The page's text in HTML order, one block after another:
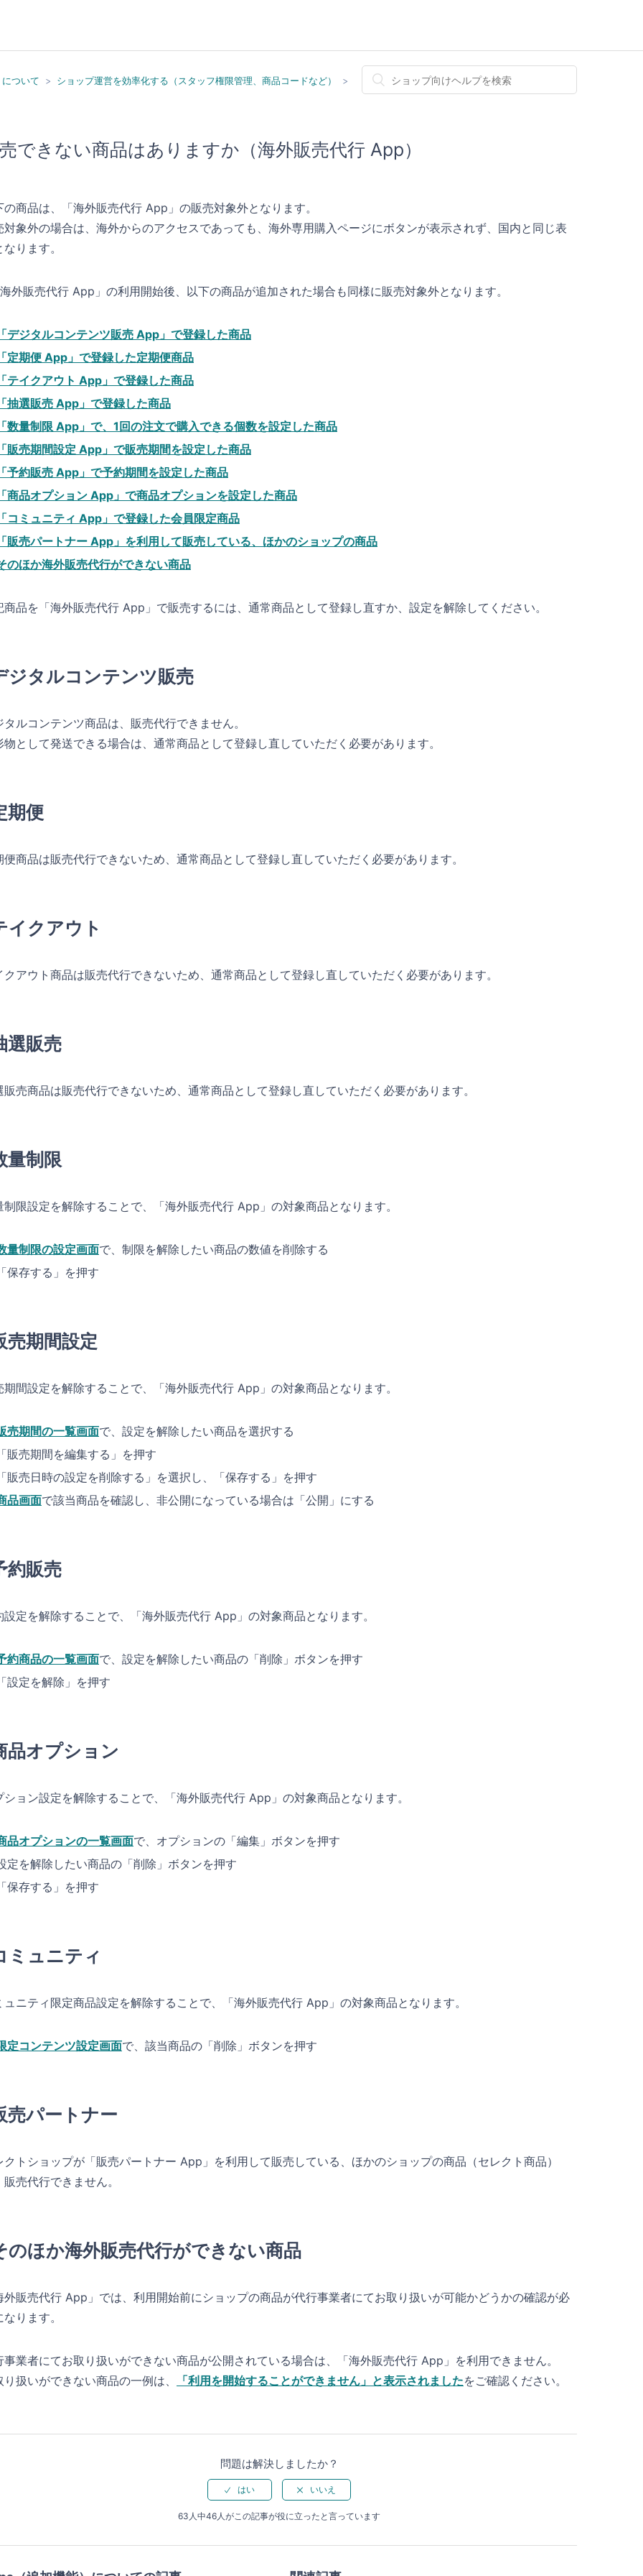
ついて ショップ運営を効率化する（スタッフ権限管理、商品コードなど）
できない商品はありますか（海外販売代行 App）
の商品は、「海外販売代行 App」の販売対象外となります。
対象外の場合は、海外からのアクセスであっても、海外専用購入ページにボタンが表示されず、国内と同じ表
ります。
外販売代行 App」の利用開始後、以下の商品が追加された場合も同様に販売対象外となります。
デジタルコンテンツ販売 App」で登録した商品
定期便 App」で登録した定期便商品
テイクアウト App」で登録した商品
抽選販売 App」で登録した商品
数量制限 App」で、1回の注文で購入できる個数を設定した商品
販売期間設定 App」で販売期間を設定した商品
予約販売 App」で予約期間を設定した商品
商品オプション App」で商品オプションを設定した商品
コミュニティ App」で登録した会員限定商品
販売パートナー App」を利用して販売している、ほかのショップの商品
のほか海外販売代行ができない商品
商品を「海外販売代行 App」で販売するには、通常商品として登録し直すか、設定を解除してください。
ジタルコンテンツ販売
タルコンテンツ商品は、販売代行できません。
物として発送できる場合は、通常商品として登録し直していただく必要があります。
期便
便商品は販売代行できないため、通常商品として登録し直していただく必要があります。
イクアウト
クアウト商品は販売代行できないため、通常商品として登録し直していただく必要があります。
選販売
販売商品は販売代行できないため、通常商品として登録し直していただく必要があります。
量制限
制限設定を解除することで、「海外販売代行 App」の対象商品となります。
量制限の設定画面で、制限を解除したい商品の数値を削除する
保存する」を押す
売期間設定
期間設定を解除することで、「海外販売代行 App」の対象商品となります。
売期間の一覧画面で、設定を解除したい商品を選択する
販売期間を編集する」を押す
販売日時の設定を削除する」を選択し、「保存する」を押す
品画面で該当商品を確認し、非公開になっている場合は「公開」にする
約販売
設定を解除することで、「海外販売代行 App」の対象商品となります。
約商品の一覧画面で、設定を解除したい商品の「削除」ボタンを押す
設定を解除」を押す
品オプション
ション設定を解除することで、「海外販売代行 App」の対象商品となります。
品オプションの一覧画面で、オプションの「編集」ボタンを押す
定を解除したい商品の「削除」ボタンを押す
保存する」を押す
ミュニティ
ュニティ限定商品設定を解除することで、「海外販売代行 App」の対象商品となります。
定コンテンツ設定画面で、該当商品の「削除」ボタンを押す
売パートナー
クトショップが「販売パートナー App」を利用して販売している、ほかのショップの商品（セレクト商品）
販売代行できません。
のほか海外販売代行ができない商品
外販売代行 App」では、利用開始前にショップの商品が代行事業者にてお取り扱いが可能かどうかの確認が必
ります。
事業者にてお取り扱いができない商品が公開されている場合は、「海外販売代行 App」を利用できません。
り扱いができない商品の一例は、
「利用を開始することができません」と表示されましたをご確認ください。
問題は解決しましたか？
63人中46人がこの記事が役に立ったと言っています